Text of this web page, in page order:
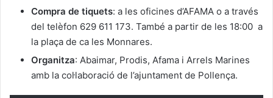
Compra de tiquets: a les oficines d’AFAMA o a través
del telèfon 629 611 173. També a partir de les 18:00 a
la plaça de ca les Monnares.
Organitza: Abaimar, Prodis, Afama i Arrels Marines
amb la col·laboració de l’ajuntament de Pollença.